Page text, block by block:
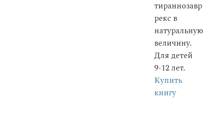
тираннозавр
рекс в
натуральную
величину.
Для детей
9-12 лет.
Купить
книгу